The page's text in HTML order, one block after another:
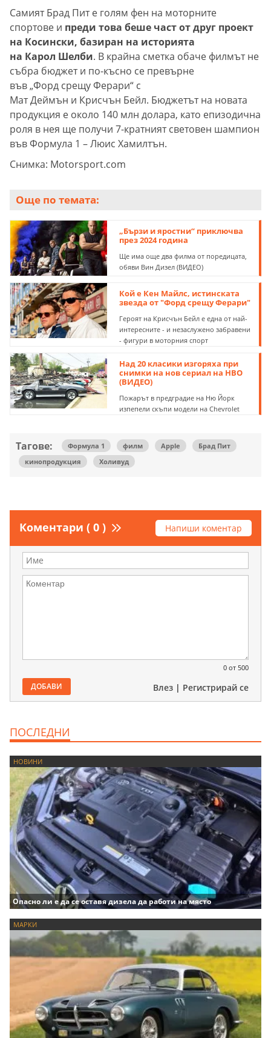
Самият Брад Пит е голям фен на моторните
спортове и преди това беше част от друг проект
на Косински, базиран на историята
на Карол Шелби. В крайна сметка обаче филмът не
събра бюджет и по-късно се превърне
във „Форд срещу Ферари“ с
Мат Деймън и Крисчън Бейл. Бюджетът на новата
продукция е около 140 млн долара, като епизодична
роля в нея ще получи 7-кратният световен шампион
във Формула 1 – Люис Хамилтън.
Снимка: Motorsport.com
Още по темата:
„Бързи и яростни“ приключва
през 2024 година
Ще има още два филма от поредицата,
обяви Вин Дизел (ВИДЕО)
Кой е Кен Майлс, истинската
звезда от "Форд срещу Ферари"
Героят на Крисчън Бейл е една от най-
интересните - и незаслужено забравени
- фигури в моторния спорт
Над 20 класики изгоряха при
снимки на нов сериал на HBO
(ВИДЕО)
Пожарът в предградие на Ню Йорк
изпепели скъпи модели на Chevrolet
Тагове: Формула 1 филм Apple
Брад Пит
кинопродукция
Холивуд
Коментари ( 0 ) Напиши коментар
0 от 500
ДОБАВИ Влез | Регистрирай се
ПОСЛЕДНИ
НОВИНИ
Опасно ли е да се оставя дизела да работи на място
МАРКИ